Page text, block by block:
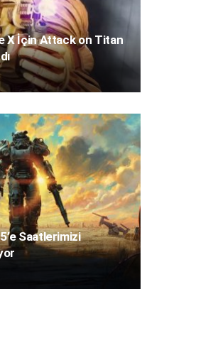
X İçin Attack on Titan
Saatlerimizi